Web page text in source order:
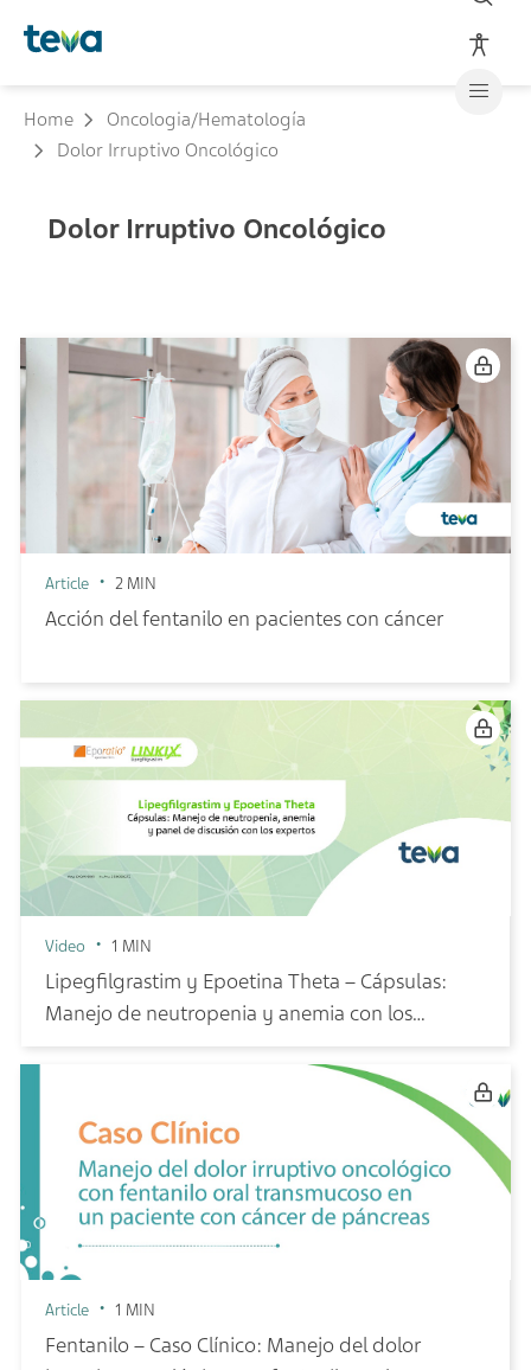
Home
Oncologia/Hematología
Dolor Irruptivo Oncológico
Dolor Irruptivo Oncológico
Article 2 MIN
Acción del fentanilo en pacientes con cáncer
Video 1 MIN
Lipegfilgrastim y Epoetina Theta – Cápsulas:
Manejo de neutropenia y anemia con los
Article 1 MIN
Fentanilo – Caso Clínico: Manejo del dolor